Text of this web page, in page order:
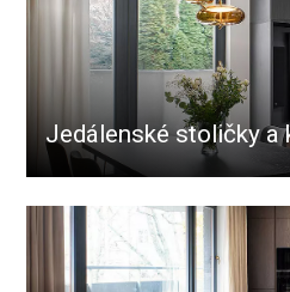
Jedálenské stoličky a